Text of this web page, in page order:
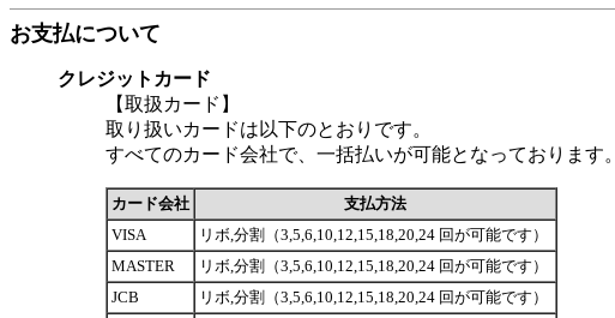
お支払について
クレジットカード
【取扱カード】
取り扱いカードは以下のとおりです。
すべてのカード会社で、一括払いが可能となっております。
カード会社
支払方法
VISA
リボ,分割（3,5,6,10,12,15,18,20,24 回が可能です）
MASTER
リボ,分割（3,5,6,10,12,15,18,20,24 回が可能です）
JCB
リボ,分割（3,5,6,10,12,15,18,20,24 回が可能です）